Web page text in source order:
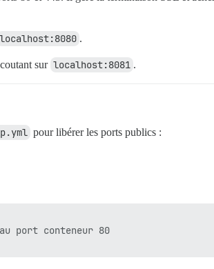
localhost:8080 .
sur localhost:8081 .
pour libérer les ports publics :
port conteneur 80